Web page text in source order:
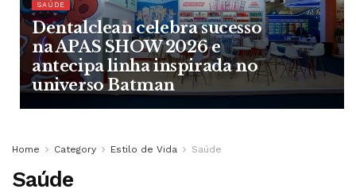
SAÚDE
Dentalclean celebra sucesso
na APAS SHOW 2026 e
antecipa linha inspirada no
universo Batman
Home Category Estilo de Vida Saúde
Saúde